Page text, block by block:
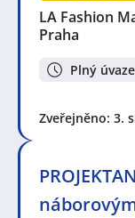
LA Fashion
Praha
Plný
Zveřejněno: 3.